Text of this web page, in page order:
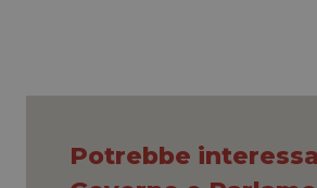
Potrebbe